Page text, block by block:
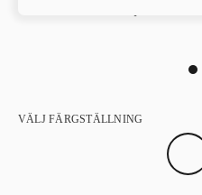
VÄLJ FÄRGSTÄLLNING